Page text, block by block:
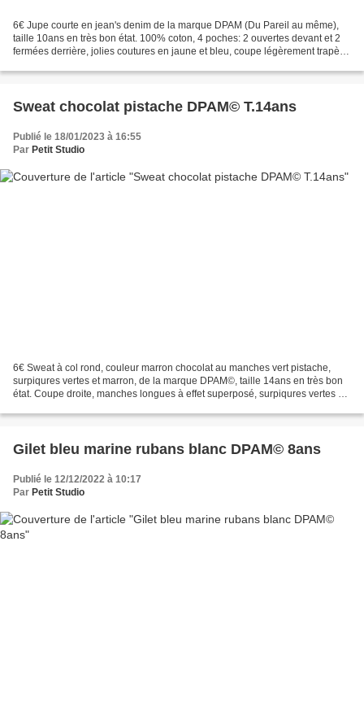
6€ Jupe courte en jean's denim de la marque DPAM (Du Pareil au même),
taille 10ans en très bon état. 100% coton, 4 poches: 2 ouvertes devant et 2
fermées derrière, jolies coutures en jaune et bleu, coupe légèrement trapèze
Sweat chocolat pistache DPAM© T.14ans
Publié le 18/01/2023 à 16:55
Par Petit Studio
6€ Sweat à col rond, couleur marron chocolat au manches vert pistache,
surpiqures vertes et marron, de la marque DPAM©, taille 14ans en très bon
état. Coupe droite, manches longues à effet superposé, surpiqures vertes et
Gilet bleu marine rubans blanc DPAM© 8ans
Publié le 12/12/2022 à 10:17
Par Petit Studio